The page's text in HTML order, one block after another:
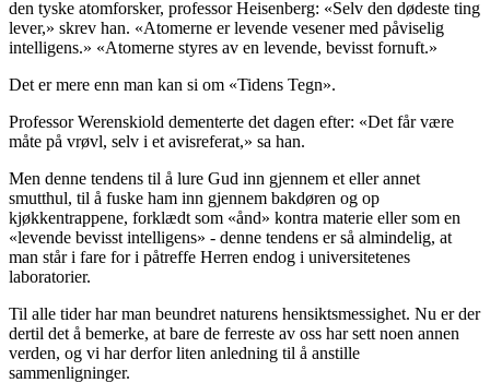
den tyske atomforsker, professor Heisenberg: «Selv den dødeste ting
lever,» skrev han. «Atomerne er levende vesener med påviselig
intelligens.» «Atomerne styres av en levende, bevisst fornuft.»
Det er mere enn man kan si om «Tidens Tegn».
Professor Werenskiold dementerte det dagen efter: «Det får være
måte på vrøvl, selv i et avisreferat,» sa han.
Men denne tendens til å lure Gud inn gjennem et eller annet
smutthul, til å fuske ham inn gjennem bakdøren og op
kjøkkentrappene, forklædt som «ånd» kontra materie eller som en
«levende bevisst intelligens» - denne tendens er så almindelig, at
man står i fare for i påtreffe Herren endog i universitetenes
laboratorier.
Til alle tider har man beundret naturens hensiktsmessighet. Nu er der
dertil det å bemerke, at bare de ferreste av oss har sett noen annen
verden, og vi har derfor liten anledning til å anstille
sammenligninger.